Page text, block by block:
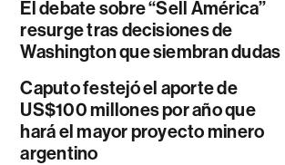
El debate sobre “Sell América”
resurge tras decisiones de
Washington que siembran dudas
Caputo festejó el aporte de
US$100 millones por año que
hará el mayor proyecto minero
argentino